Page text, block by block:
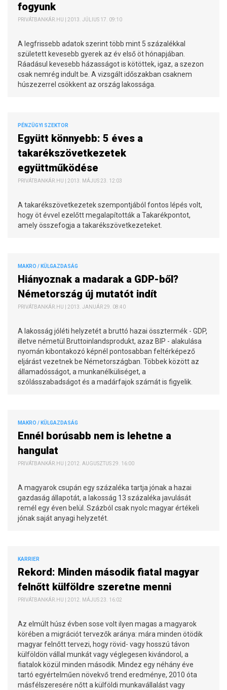
fogyunk
PRIVÁTBANKÁR.HU | 2013. JÚLIUS 17. 09:10
A legfrissebb adatok szerint több mint 5 százalékkal
született kevesebb gyerek az év első öt hónapjában.
Ráadásul kevesebb házasságot is kötöttek, igaz, a szezon
csak nemrég indult be. A vizsgált időszakban csaknem
húszezerrel csökkent az ország lakossága.
PÉNZÜGYI SZEKTOR
Együtt könnyebb: 5 éves a
takarékszövetkezetek
együttműködése
PRIVÁTBANKÁR.HU | 2013. MÁJUS 23. 12:03
A takarékszövetkezetek szempontjából fontos lépés volt,
hogy öt évvel ezelőtt megalapították a Takarékpontot,
amely összefogja a takarékszövetkezeteket.
MAKRO / KÜLGAZDASÁG
Hiányoznak a madarak a GDP-ből?
Németország új mutatót indít
PRIVÁTBANKÁR.HU | 2013. JANUÁR 29. 08:40
A lakosság jóléti helyzetét a bruttó hazai össztermék - GDP,
illetve németül Bruttoinlandsprodukt, azaz BIP - alakulása
nyomán kibontakozó képnél pontosabban feltérképező
eljárást vezetnek be Németországban. Többek között az
államadósságot, a munkanélküliséget, a
szólásszabadságot és a madárfajok számát is figyelik.
MAKRO / KÜLGAZDASÁG
Ennél borúsabb nem is lehetne a
hangulat
PRIVÁTBANKÁR.HU | 2012. AUGUSZTUS 29. 16:00
A magyarok csupán egy százaléka tartja jónak a hazai
gazdaság állapotát, a lakosság 13 százaléka javulását
remél egy éven belül. Százból csak nyolc magyar értékeli
jónak saját anyagi helyzetét.
KARRIER
Rekord: Minden második fiatal magyar
felnőtt külföldre szeretne menni
PRIVÁTBANKÁR.HU | 2012. MÁJUS 23. 16:02
Az elmúlt húsz évben sose volt ilyen magas a magyarok
körében a migrációt tervezők aránya: mára minden ötödik
magyar felnőtt tervezi, hogy rövid- vagy hosszú távon
külföldön vállal munkát vagy véglegesen kivándorol, a
fiatalok közül minden második. Mindez egy néhány éve
tartó egyértelműen növekvő trend eredménye, 2010 óta
másfélszeresére nőtt a külföldi munkavállalást vagy